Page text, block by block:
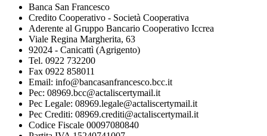
Banca San Francesco
Credito Cooperativo - Società Cooperativa
Aderente al Gruppo Bancario Cooperativo Iccrea
Viale Regina Margherita, 63
92024 - Canicattì (Agrigento)
Tel. 0922 732200
Fax 0922 858011
Email: info@bancasanfrancesco.bcc.it
Pec: 08969.bcc@actaliscertymail.it
Pec Legale: 08969.legale@actaliscertymail.it
Pec Crediti: 08969.crediti@actaliscertymail.it
Codice Fiscale 00097080840